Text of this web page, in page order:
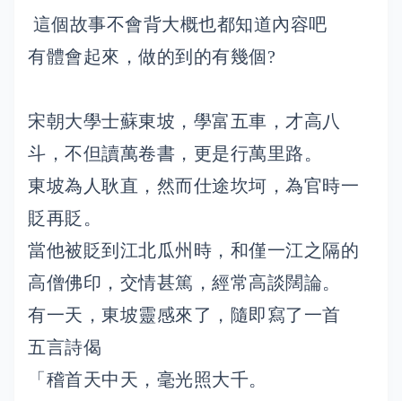
這個故事不會背大概也都知道內容吧
有體會起來，做的到的有幾個?
宋朝大學士蘇東坡，學富五車，才高八
斗，不但讀萬卷書，更是行萬里路。
東坡為人耿直，然而仕途坎坷，為官時一
貶再貶。
當他被貶到江北瓜州時，和僅一江之隔的
高僧佛印，交情甚篤，經常高談闊論。
有一天，東坡靈感來了，隨即寫了一首
五言詩偈
「稽首天中天，毫光照大千。